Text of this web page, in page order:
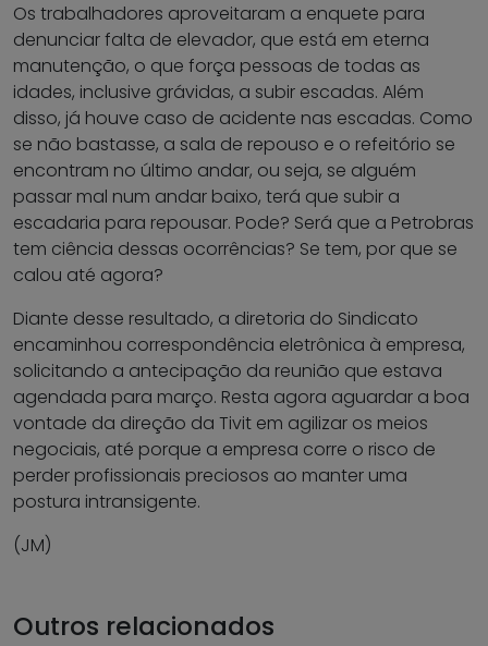
Os trabalhadores aproveitaram a enquete para
denunciar falta de elevador, que está em eterna
manutenção, o que força pessoas de todas as
idades, inclusive grávidas, a subir escadas. Além
disso, já houve caso de acidente nas escadas. Como
se não bastasse, a sala de repouso e o refeitório se
encontram no último andar, ou seja, se alguém
passar mal num andar baixo, terá que subir a
escadaria para repousar. Pode? Será que a Petrobras
tem ciência dessas ocorrências? Se tem, por que se
calou até agora?
Diante desse resultado, a diretoria do Sindicato
encaminhou correspondência eletrônica à empresa,
solicitando a antecipação da reunião que estava
agendada para março. Resta agora aguardar a boa
vontade da direção da Tivit em agilizar os meios
negociais, até porque a empresa corre o risco de
perder profissionais preciosos ao manter uma
postura intransigente.
(JM)
Outros relacionados